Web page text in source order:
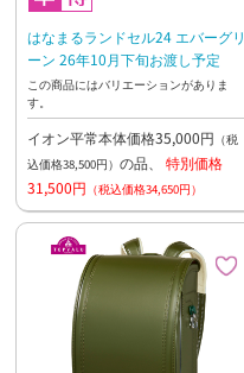
はなまるランドセル24 エバーグリ
ーン 26年10月下旬お渡し予定
この商品にはバリエーションがありま
す。
イオン平常本体価格35,000円 （税
込価格38,500円） の品、 特別価格
31,500円 （税込価格34,650円）